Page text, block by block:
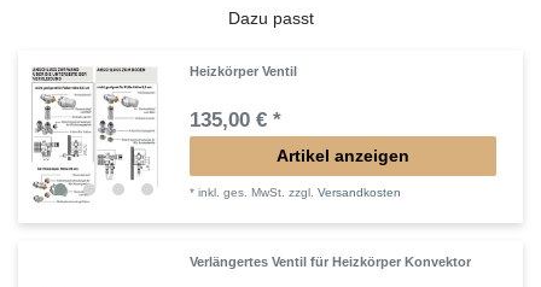
Dazu passt
Heizkörper Ventil
135,00 € *
Artikel anzeigen
*inkl. ges. MwSt. zzgl.Versandkosten
Verlängertes Ventil für Heizkörper Konvektor